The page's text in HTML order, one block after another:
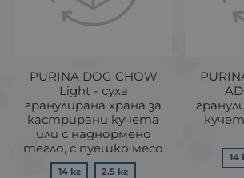
PURINA DOG CHOW
Light - суха
гранулирана храна за
кастрирани кучета
или с наднормено
тегло, с пуешко месо
14 кг 2.5 кг
14